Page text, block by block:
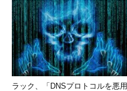
ラック、「DNSプロトコルを悪用